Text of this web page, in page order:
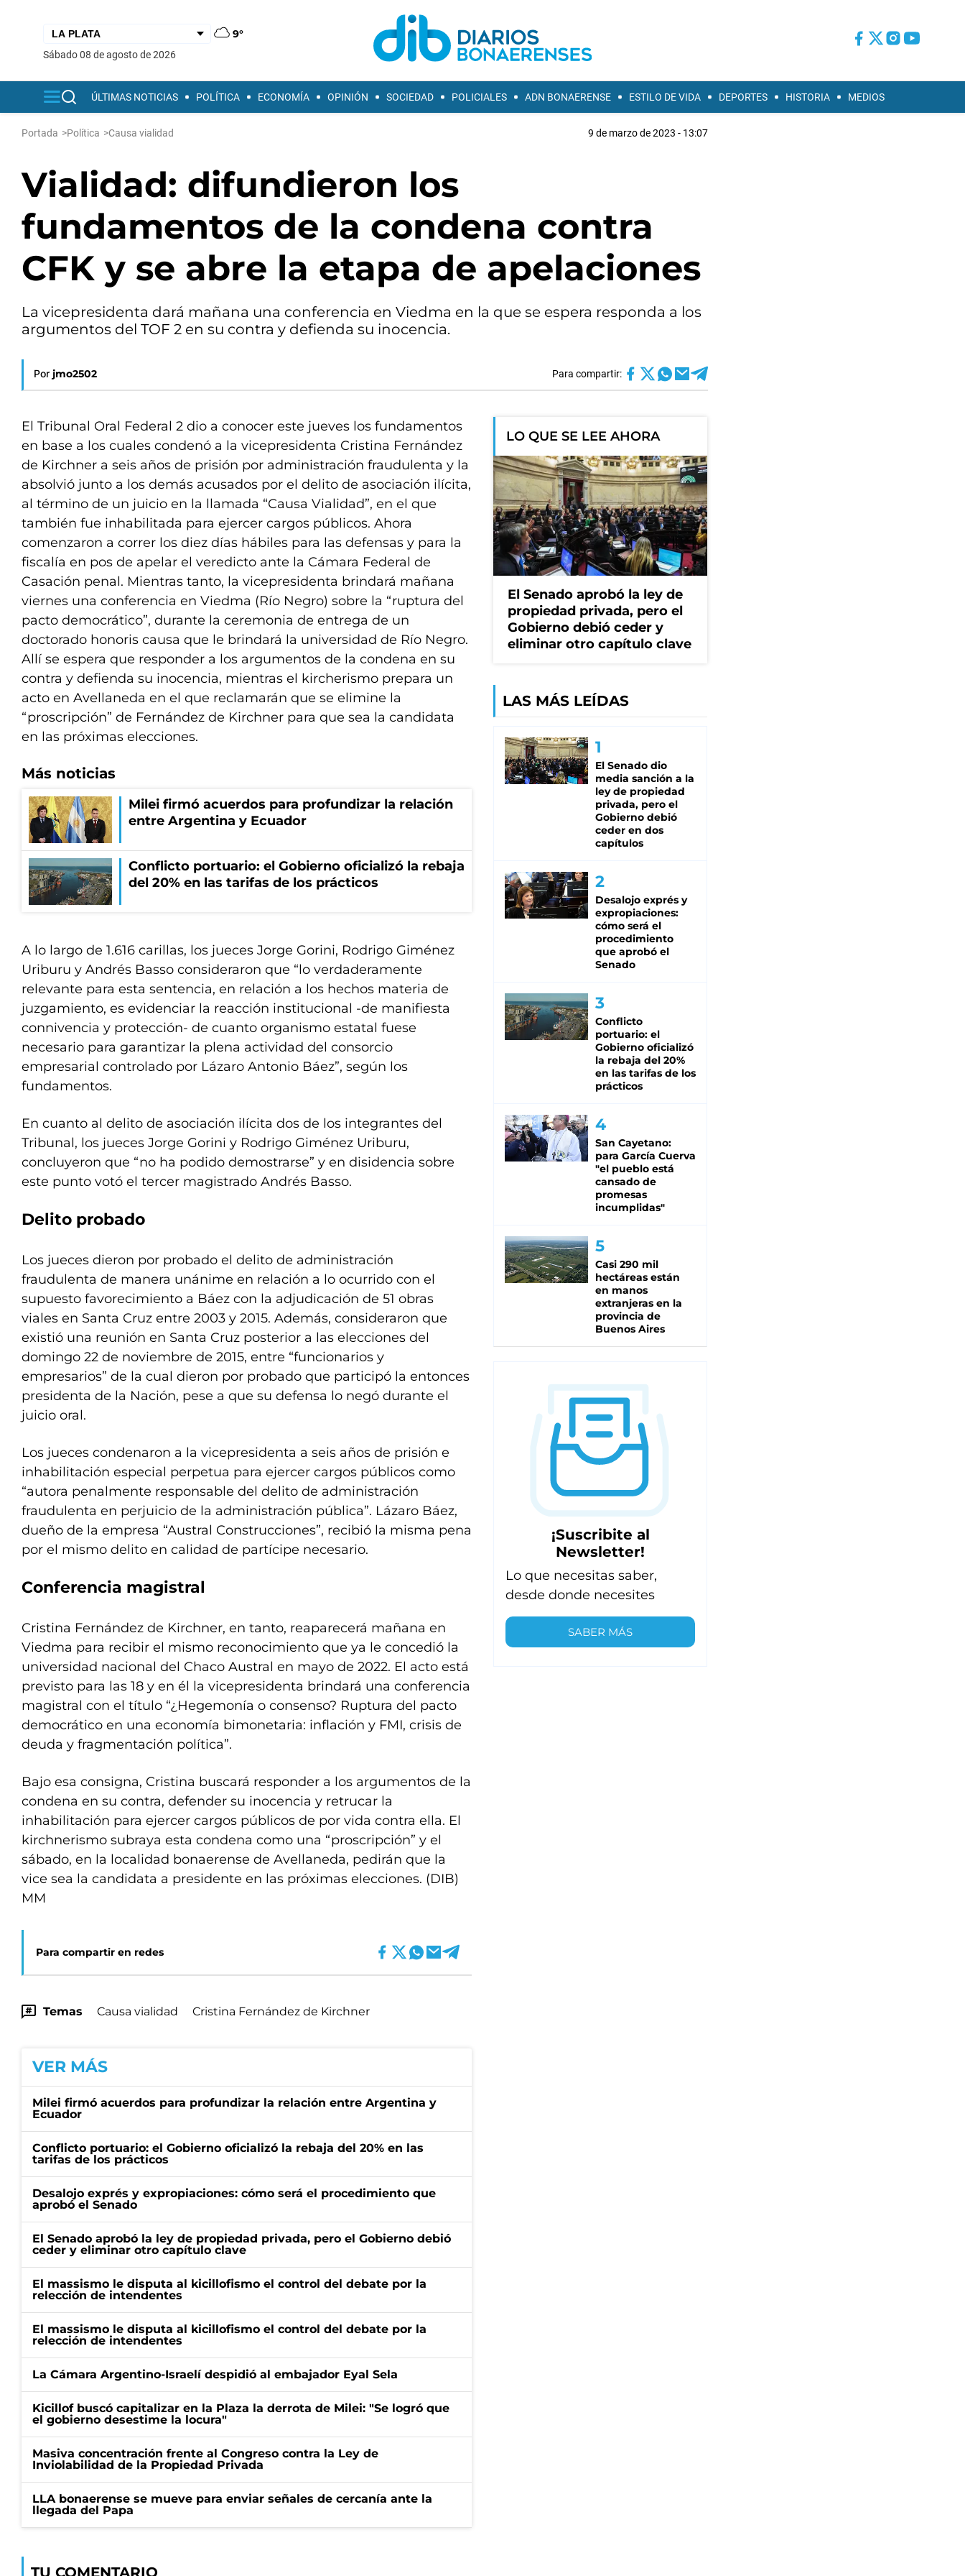
9°
sábado 08 de agosto de 2026
ÚLTIMAS NOTICIAS POLÍTICA ECONOMÍA OPINIÓN SOCIEDAD POLICIALES ADN BONAERENSE ESTILO DE VIDA DEPORTES HISTORIA MEDIOS
Portada >Política >Causa vialidad 9 de marzo de 2023 - 13:07
Vialidad: difundieron los
fundamentos de la condena contra
CFK y se abre la etapa de apelaciones
La vicepresidenta dará mañana una conferencia en Viedma en la que se espera responda a los
argumentos del TOF 2 en su contra y defienda su inocencia.
Por jmo2502 Para compartir:
El Tribunal Oral Federal 2 dio a conocer este jueves los fundamentos
en base a los cuales condenó a la vicepresidenta Cristina Fernández
de Kirchner a seis años de prisión por administración fraudulenta y la
absolvió junto a los demás acusados por el delito de asociación ilícita,
al término de un juicio en la llamada “Causa Vialidad”, en el que
también fue inhabilitada para ejercer cargos públicos. Ahora
comenzaron a correr los diez días hábiles para las defensas y para la
fiscalía en pos de apelar el veredicto ante la Cámara Federal de
Casación penal. Mientras tanto, la vicepresidenta brindará mañana
viernes una conferencia en Viedma (Río Negro) sobre la “ruptura del
pacto democrático”, durante la ceremonia de entrega de un
doctorado honoris causa que le brindará la universidad de Río Negro.
Allí se espera que responder a los argumentos de la condena en su
contra y defienda su inocencia, mientras el kircherismo prepara un
acto en Avellaneda en el que reclamarán que se elimine la
“proscripción” de Fernández de Kirchner para que sea la candidata
en las próximas elecciones.
Más noticias
Milei firmó acuerdos para profundizar la relación
entre Argentina y Ecuador
Conflicto portuario: el Gobierno oficializó la rebaja
del 20% en las tarifas de los prácticos
A lo largo de 1.616 carillas, los jueces Jorge Gorini, Rodrigo Giménez
Uriburu y Andrés Basso consideraron que “lo verdaderamente
relevante para esta sentencia, en relación a los hechos materia de
juzgamiento, es evidenciar la reacción institucional -de manifiesta
connivencia y protección- de cuanto organismo estatal fuese
necesario para garantizar la plena actividad del consorcio
empresarial controlado por Lázaro Antonio Báez”, según los
fundamentos.
En cuanto al delito de asociación ilícita dos de los integrantes del
Tribunal, los jueces Jorge Gorini y Rodrigo Giménez Uriburu,
concluyeron que “no ha podido demostrarse” y en disidencia sobre
este punto votó el tercer magistrado Andrés Basso.
Delito probado
Los jueces dieron por probado el delito de administración
fraudulenta de manera unánime en relación a lo ocurrido con el
supuesto favorecimiento a Báez con la adjudicación de 51 obras
viales en Santa Cruz entre 2003 y 2015. Además, consideraron que
existió una reunión en Santa Cruz posterior a las elecciones del
domingo 22 de noviembre de 2015, entre “funcionarios y
empresarios” de la cual dieron por probado que participó la entonces
presidenta de la Nación, pese a que su defensa lo negó durante el
juicio oral.
Los jueces condenaron a la vicepresidenta a seis años de prisión e
inhabilitación especial perpetua para ejercer cargos públicos como
“autora penalmente responsable del delito de administración
fraudulenta en perjuicio de la administración pública”. Lázaro Báez,
dueño de la empresa “Austral Construcciones”, recibió la misma pena
por el mismo delito en calidad de partícipe necesario.
Conferencia magistral
Cristina Fernández de Kirchner, en tanto, reaparecerá mañana en
Viedma para recibir el mismo reconocimiento que ya le concedió la
universidad nacional del Chaco Austral en mayo de 2022. El acto está
previsto para las 18 y en él la vicepresidenta brindará una conferencia
magistral con el título “¿Hegemonía o consenso? Ruptura del pacto
democrático en una economía bimonetaria: inflación y FMI, crisis de
deuda y fragmentación política”.
Bajo esa consigna, Cristina buscará responder a los argumentos de la
condena en su contra, defender su inocencia y retrucar la
inhabilitación para ejercer cargos públicos de por vida contra ella. El
kirchnerismo subraya esta condena como una “proscripción” y el
sábado, en la localidad bonaerense de Avellaneda, pedirán que la
vice sea la candidata a presidente en las próximas elecciones. (DIB)
MM
Para compartir en redes
Temas Causa vialidad Cristina Fernández de Kirchner
VER MÁS
Milei firmó acuerdos para profundizar la relación entre Argentina y
Ecuador
Conflicto portuario: el Gobierno oficializó la rebaja del 20% en las
tarifas de los prácticos
Desalojo exprés y expropiaciones: cómo será el procedimiento que
aprobó el Senado
El Senado aprobó la ley de propiedad privada, pero el Gobierno debió
ceder y eliminar otro capítulo clave
El massismo le disputa al kicillofismo el control del debate por la
relección de intendentes
El massismo le disputa al kicillofismo el control del debate por la
relección de intendentes
La Cámara Argentino-Israelí despidió al embajador Eyal Sela
Kicillof buscó capitalizar en la Plaza la derrota de Milei: "Se logró que
el gobierno desestime la locura"
Masiva concentración frente al Congreso contra la Ley de
Inviolabilidad de la Propiedad Privada
LLA bonaerense se mueve para enviar señales de cercanía ante la
llegada del Papa
TU COMENTARIO
LO QUE SE LEE AHORA
El Senado aprobó la ley de
propiedad privada, pero el
Gobierno debió ceder y
eliminar otro capítulo clave
LAS MÁS LEÍDAS
El Senado dio
media sanción a la
ley de propiedad
privada, pero el
Gobierno debió
ceder en dos
capítulos
Desalojo exprés y
expropiaciones:
cómo será el
procedimiento
que aprobó el
Senado
Conflicto
portuario: el
Gobierno oficializó
la rebaja del 20%
en las tarifas de los
prácticos
San Cayetano:
para García Cuerva
"el pueblo está
cansado de
promesas
incumplidas"
Casi 290 mil
hectáreas están
en manos
extranjeras en la
provincia de
Buenos Aires
¡Suscribite al
Newsletter!
Lo que necesitas saber,
desde donde necesites
SABER MÁS